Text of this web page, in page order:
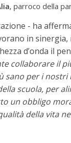
, parroco della
- ha
in sinergia,
d’onda il
collaborare il
per i
scuola, per
un obbligo
della vita